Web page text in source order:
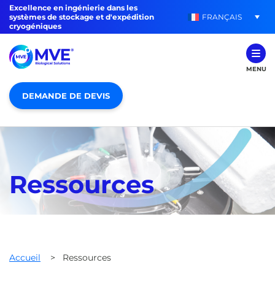
Excellence en ingénierie dans les
systèmes de stockage et d'expédition
cryogéniques
FRANÇAIS
MENU
DEMANDE DE DEVIS
Ressources
Accueil > Ressources